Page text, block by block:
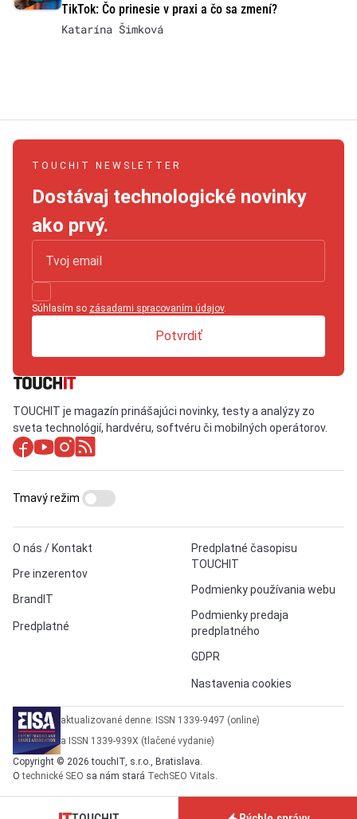
TikTok: Čo prinesie v praxi a čo sa zmení?
Katarína Šimková
TOUCHIT NEWSLETTER
Dostávaj technologické novinky
ako prvý.
Súhlasím so zásadami spracovaním údajov.
Potvrdiť
TOUCHIT je magazín prinášajúci novinky, testy a analýzy zo
sveta technológií, hardvéru, softvéru či mobilných operátorov.
O nás / Kontakt
Pre inzerentov
BrandIT
Predplatné
Predplatné časopisu
TOUCHIT
Podmienky používania webu
Podmienky predaja
predplatného
GDPR
Nastavenia cookies
Tmavý režim
aktualizované denne: ISSN 1339-9497 (online)
a ISSN 1339-939X (tlačené vydanie)
Copyright © 2026 touchIT, s.r.o., Bratislava.
Otechnické SEO sa nám stará TechSEO Vitals